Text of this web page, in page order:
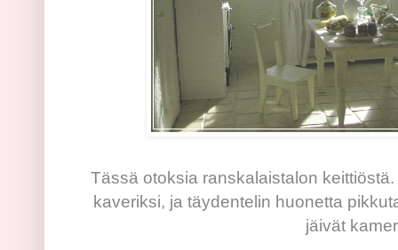
Tässä otoksia ranskalaistalon
kaveriksi, ja täydentelin huonetta
jäivät